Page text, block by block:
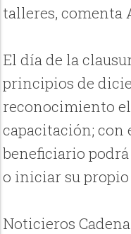
talleres, comenta
El día de la
principios de
reconocimiento
capacitación; con
beneficiario
o iniciar su
Noticieros